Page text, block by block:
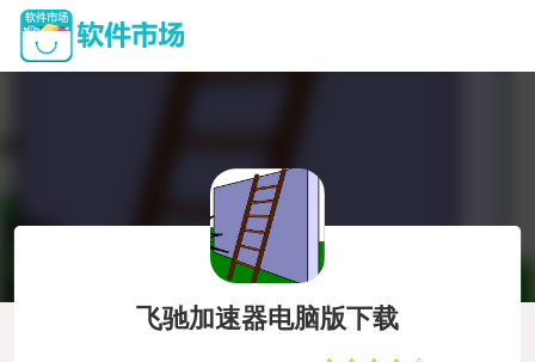
飞驰加速器电脑版下载